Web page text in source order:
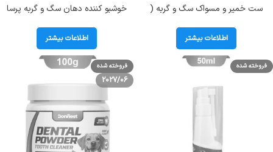
ست خمیر و مسواک سگ و گربه (
اطلاعات بیشتر
خوشبو کننده دهان سگ و گربه پرسا
Mouth Freshner
اطلاعات بیشتر
فروخته شده فروخته شده
2027/06